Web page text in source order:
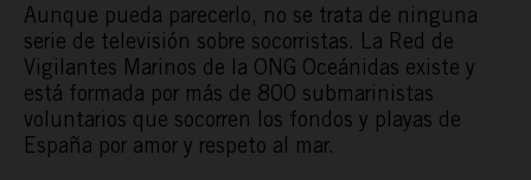
Aunque pueda parecerlo, no se trata de ninguna
serie de televisión sobre socorristas. La Red de
Vigilantes Marinos de la ONG Oceánidas existe y
está formada por más de 800 submarinistas
voluntarios que socorren los fondos y playas de
España por amor y respeto al mar.